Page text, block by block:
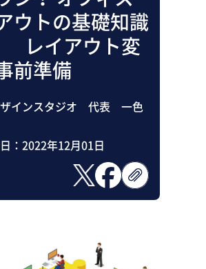
ウトの基礎知識
レイアウト変
前準備
ザインスタジオ 代表 一色
： 2022年12月01日